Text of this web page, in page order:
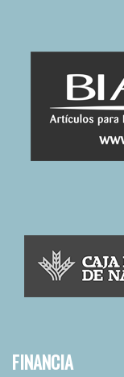
FINANCIA